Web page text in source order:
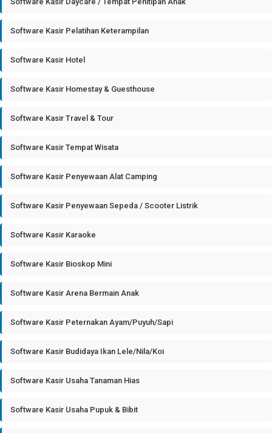
Software Kasir Pelatihan Keterampilan
Software Kasir Hotel
Software Kasir Homestay & Guesthouse
Software Kasir Travel & Tour
Software Kasir Tempat Wisata
Software Kasir Penyewaan Alat Camping
Software Kasir Penyewaan Sepeda / Scooter Listrik
Software Kasir Karaoke
Software Kasir Bioskop Mini
Software Kasir Arena Bermain Anak
Software Kasir Peternakan Ayam/Puyuh/Sapi
Software Kasir Budidaya Ikan Lele/Nila/Koi
Software Kasir Usaha Tanaman Hias
Software Kasir Usaha Pupuk & Bibit